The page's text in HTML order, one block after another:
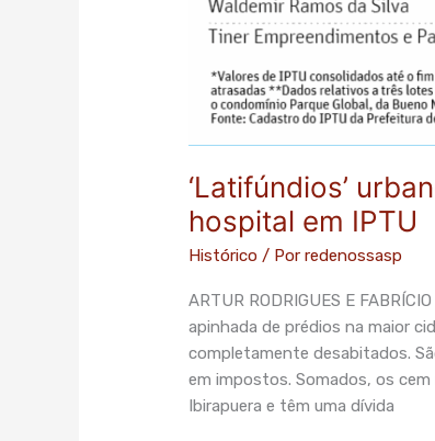
‘Latifúndios’
hospital em IPTU
Histórico / Porredenossasp
ARTUR RODRIGUES E
apinhada de prédios na maior
completamente desabitados.
em impostos. Somados, os
Ibirapuera e têm uma dívida